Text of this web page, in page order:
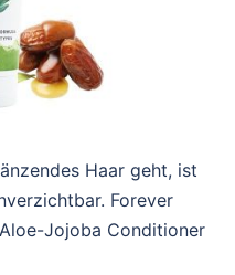
Haar geht, ist
Forever
Jojoba Conditioner